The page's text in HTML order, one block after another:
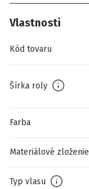
Vlastnosti
Kód tovaru
Šírka roly
Farba
Materiálové zloženie
Typ vlasu